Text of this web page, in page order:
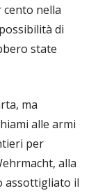
cento nella
di
state
ma
alle armi
per
alla
assottigliato il